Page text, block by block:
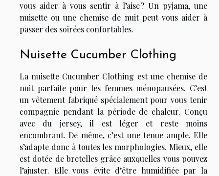
vous aider à vous sentir à l’aise ? Un pyjama, une
nuisette ou une chemise de nuit peut vous aider à
passer des soirées confortables.
Nuisette Cucumber Clothing
La nuisette Cucumber Clothing est une chemise de
nuit parfaite pour les femmes ménopausées. C’est
un vêtement fabriqué spécialement pour vous tenir
compagnie pendant la période de chaleur. Conçu
avec du jersey, il est léger et reste moins
encombrant. De même, c’est une tenue ample. Elle
s’adapte donc à toutes les morphologies. Mieux, elle
est dotée de bretelles grâce auxquelles vous pouvez
l’ajuster. Elle vous évite d’être humidifiée par la